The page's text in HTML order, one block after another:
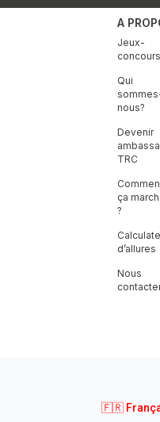
A
Jeux-
concours
Qui
nous?
Devenir
TRC
ça
?
d’allures
Nous
🇫🇷